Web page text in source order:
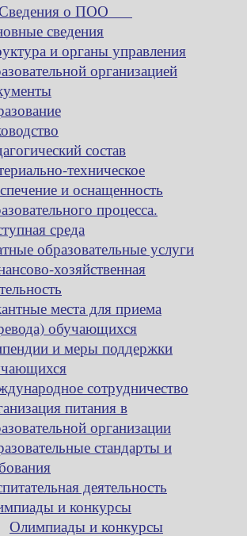
о ПОО
сведения
и органы управления
организацией
состав
техническое
и оснащенность
процесса.
среда
образовательные услуги
хозяйственная
места для приема
обучающихся
и меры поддержки
сотрудничество
питания в
организации
стандарты и
деятельность
и конкурсы
Олимпиады и конкурсы